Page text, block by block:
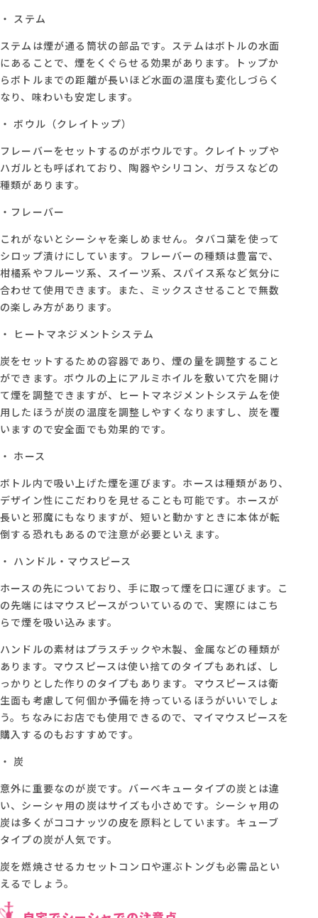
・ ステム
ステムは煙が通る筒状の部品です。ステムはボトルの水面
にあることで、煙をくぐらせる効果があります。トップか
らボトルまでの距離が長いほど水面の温度も変化しづらく
なり、味わいも安定します。
・ ボウル（クレイトップ）
フレーバーをセットするのがボウルです。クレイトップや
ハガルとも呼ばれており、陶器やシリコン、ガラスなどの
種類があります。
・フレーバー
これがないとシーシャを楽しめません。タバコ葉を使って
シロップ漬けにしています。フレーバーの種類は豊富で、
柑橘系やフルーツ系、スイーツ系、スパイス系など気分に
合わせて使用できます。また、ミックスさせることで無数
の楽しみ方があります。
・ ヒートマネジメントシステム
炭をセットするための容器であり、煙の量を調整すること
ができます。ボウルの上にアルミホイルを敷いて穴を開け
て煙を調整できますが、ヒートマネジメントシステムを使
用したほうが炭の温度を調整しやすくなりますし、炭を覆
いますので安全面でも効果的です。
・ ホース
ボトル内で吸い上げた煙を運びます。ホースは種類があり、
デザイン性にこだわりを見せることも可能です。ホースが
長いと邪魔にもなりますが、短いと動かすときに本体が転
倒する恐れもあるので注意が必要といえます。
・ ハンドル・マウスピース
ホースの先についており、手に取って煙を口に運びます。こ
の先端にはマウスピースがついているので、実際にはこち
らで煙を吸い込みます。
ハンドルの素材はプラスチックや木製、金属などの種類が
あります。マウスピースは使い捨てのタイプもあれば、し
っかりとした作りのタイプもあります。マウスピースは衛
生面も考慮して何個か予備を持っているほうがいいでしょ
う。ちなみにお店でも使用できるので、マイマウスピースを
購入するのもおすすめです。
・ 炭
意外に重要なのが炭です。バーベキュータイプの炭とは違
い、シーシャ用の炭はサイズも小さめです。シーシャ用の
炭は多くがココナッツの皮を原料としています。キューブ
タイプの炭が人気です。
炭を燃焼させるカセットコンロや運ぶトングも必需品とい
えるでしょう。